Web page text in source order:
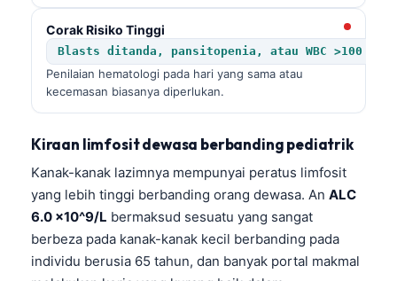
Corak Risiko Tinggi
Blasts ditanda, pansitopenia, atau WBC >100
Penilaian hematologi pada hari yang sama atau
kecemasan biasanya diperlukan.
Kiraan limfosit dewasa berbanding pediatrik
Kanak-kanak lazimnya mempunyai peratus limfosit
yang lebih tinggi berbanding orang dewasa. An ALC
6.0 x10^9/L bermaksud sesuatu yang sangat
berbeza pada kanak-kanak kecil berbanding pada
individu berusia 65 tahun, dan banyak portal makmal